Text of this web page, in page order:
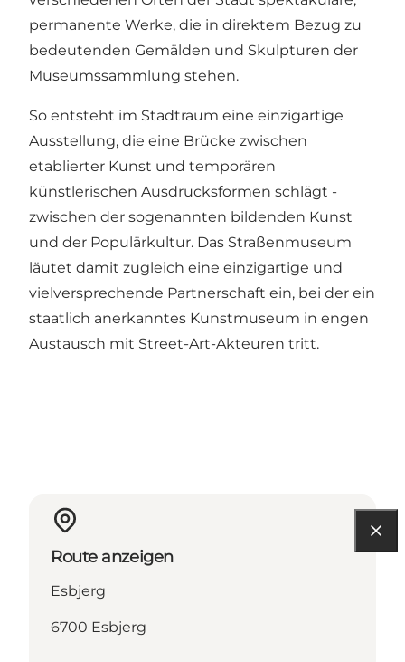
permanente Werke, die in direktem Bezug zu
bedeutenden Gemälden und Skulpturen der
Museumssammlung stehen.
So entsteht im Stadtraum eine einzigartige
Ausstellung, die eine Brücke zwischen
etablierter Kunst und temporären
künstlerischen Ausdrucksformen schlägt -
zwischen der sogenannten bildenden Kunst
und der Populärkultur. Das Straßenmuseum
läutet damit zugleich eine einzigartige und
vielversprechende Partnerschaft ein, bei der ein
staatlich anerkanntes Kunstmuseum in engen
Austausch mit Street-Art-Akteuren tritt.
Route anzeigen
Esbjerg
6700 Esbjerg